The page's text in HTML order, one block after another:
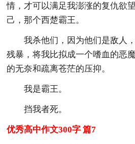
情，才可以满足我澎涨的复仇欲
己，那个西楚霸王。
我杀他们，因为他们是敌人
残暴，将我比拟成一个嗜血的恶
的无奈和疏离苍茫的压抑。
我是霸王。
挡我者死。
优秀高中作文300字 篇7